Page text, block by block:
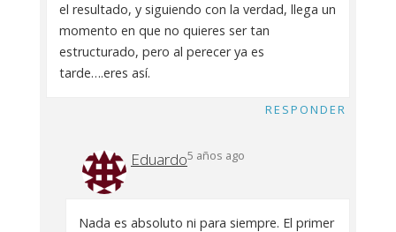
el resultado, y siguiendo con la verdad, llega un
momento en que no quieres ser tan
estructurado, pero al perecer ya es
tarde….eres así.
RESPONDER
Eduardo5 años ago
Nada es absoluto ni para siempre. El primer